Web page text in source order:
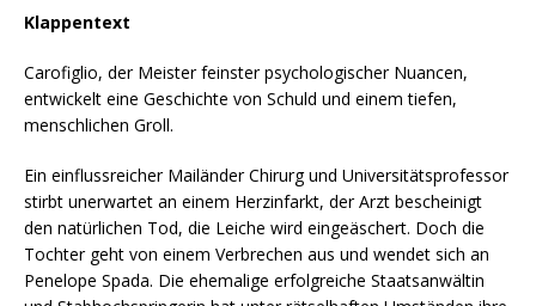
Klappentext
Carofiglio, der Meister feinster psychologischer Nuancen,
entwickelt eine Geschichte von Schuld und einem tiefen,
menschlichen Groll.
Ein einflussreicher Mailänder Chirurg und Universitätsprofessor
stirbt unerwartet an einem Herzinfarkt, der Arzt bescheinigt
den natürlichen Tod, die Leiche wird eingeäschert. Doch die
Tochter geht von einem Verbrechen aus und wendet sich an
Penelope Spada. Die ehemalige erfolgreiche Staatsanwältin